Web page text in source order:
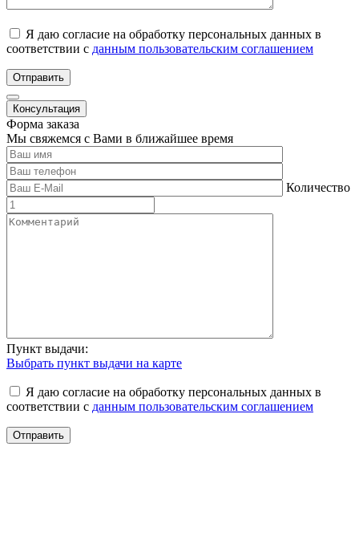
Я даю согласие на обработку персональных данных в
соответствии с данным пользовательским соглашением
Отправить
Консультация
Форма заказа
Мы свяжемся с Вами в ближайшее время
Количество
Пункт выдачи:
Выбрать пункт выдачи на карте
Я даю согласие на обработку персональных данных в
соответствии с данным пользовательским соглашением
Отправить